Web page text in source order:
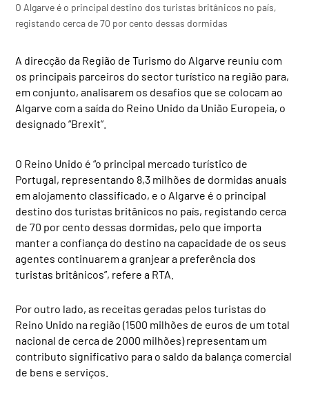
O Algarve é o principal destino dos turistas britânicos no país,
registando cerca de 70 por cento dessas dormidas
A direcção da Região de Turismo do Algarve reuniu com
os principais parceiros do sector turístico na região para,
em conjunto, analisarem os desafios que se colocam ao
Algarve com a saída do Reino Unido da União Europeia, o
designado “Brexit”.
O Reino Unido é “o principal mercado turístico de
Portugal, representando 8,3 milhões de dormidas anuais
em alojamento classificado, e o Algarve é o principal
destino dos turistas britânicos no país, registando cerca
de 70 por cento dessas dormidas, pelo que importa
manter a confiança do destino na capacidade de os seus
agentes continuarem a granjear a preferência dos
turistas britânicos”, refere a RTA.
Por outro lado, as receitas geradas pelos turistas do
Reino Unido na região (1500 milhões de euros de um total
nacional de cerca de 2000 milhões) representam um
contributo significativo para o saldo da balança comercial
de bens e serviços.